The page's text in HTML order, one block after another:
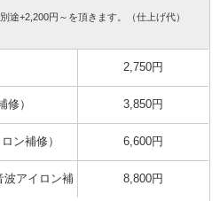
+2,200円～を頂きます。（仕上げ代）
2,750円
修） 3,850円
ン補修） 6,600円
波アイロン補
8,800円